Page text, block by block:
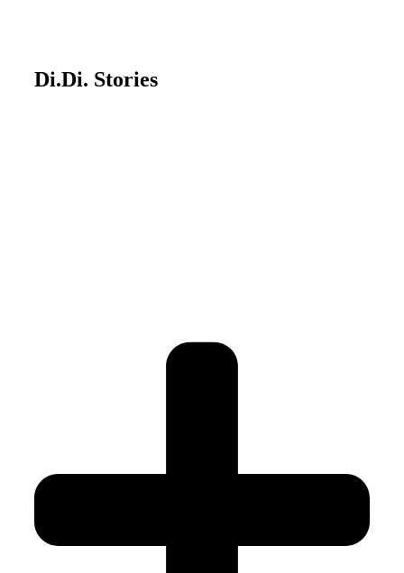
Di.Di. Stories